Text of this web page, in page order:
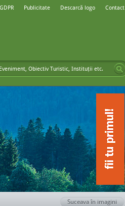
Publicitate Descarcă logo Contact
Suceava în imagini